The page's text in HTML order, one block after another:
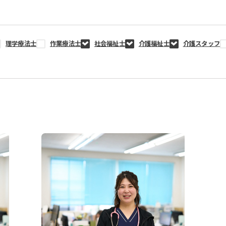
理学療法士 作業療法士 社会福祉士 介護福祉士 介護スタッフ